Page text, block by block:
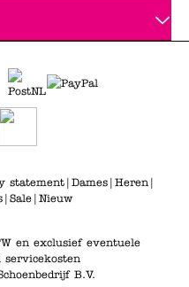
statement| Dames| Heren|
| Sale| Nieuw
en exclusief eventuele
servicekosten
B.V.